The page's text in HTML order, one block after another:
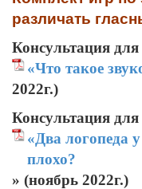
различать
Консультация для
«Что такое
2022г.)
Консультация для
«Два логопеда
плохо?
» (ноябрь 2022г.)